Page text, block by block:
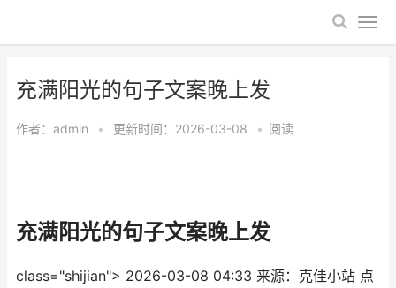
​充满阳光的句子文案晚上发
作者： admin • 更新时间：2026-03-08 • 阅读
​充满阳光的句子文案晚上发
class="shijian"> 2026-03-08 04:33 来源：克佳小站 点